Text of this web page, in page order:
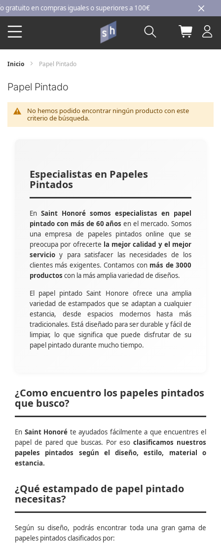
Ir
al
contenido
en compras iguales o superiores a 100€
Buscar Mi
Inicio Papel Pintado
Papel Pintado
No hemos podido encontrar ningún producto con este
criterio de búsqueda.
Especialistas en Papeles
Pintados
En Saint Honoré somos especialistas en papel
pintado con más de 60 años en el mercado. Somos
una empresa de papeles pintados online que se
preocupa por ofrecerte la mejor calidad y el mejor
servicio y para satisfacer las necesidades de los
clientes más exigentes. Contamos con más de 3000
productos con la más amplia variedad de diseños.
El papel pintado Saint Honore ofrece una amplia
variedad de estampados que se adaptan a cualquier
estancia, desde espacios modernos hasta más
tradicionales. Está diseñado para ser durable y fácil de
limpiar, lo que significa que puede disfrutar de su
papel pintado durante mucho tiempo.
¿Como encuentro los papeles pintados
que busco?
En Saint Honoré te ayudados fácilmente a que encuentres el
papel de pared que buscas. Por eso clasificamos nuestros
papeles pintados según el diseño, estilo, material o
estancia.
¿Qué estampado de papel pintado
necesitas?
Según su diseño, podrás encontrar toda una gran gama de
papeles pintados clasificados por: